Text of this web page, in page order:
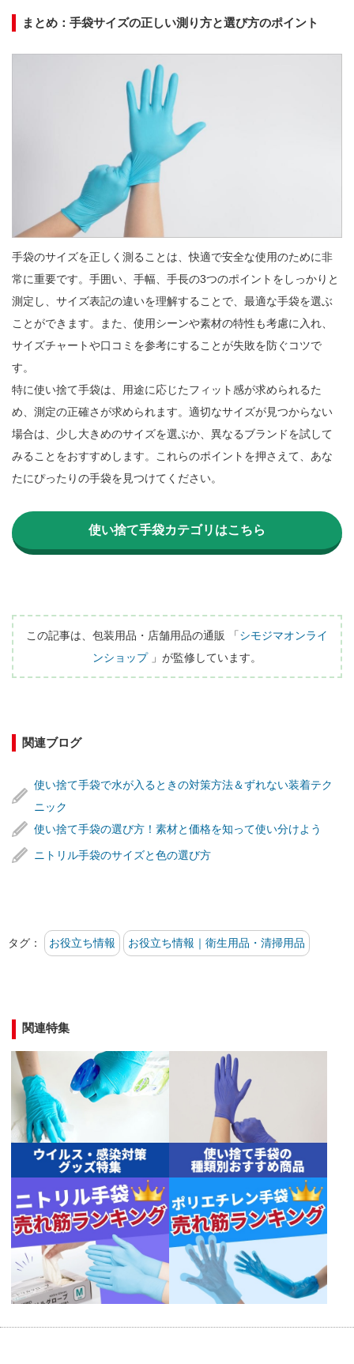
まとめ：手袋サイズの正しい測り方と選び方のポイント
手袋のサイズを正しく測ることは、快適で安全な使用のために非
常に重要です。手囲い、手幅、手長の3つのポイントをしっかりと
測定し、サイズ表記の違いを理解することで、最適な手袋を選ぶ
ことができます。また、使用シーンや素材の特性も考慮に入れ、
サイズチャートや口コミを参考にすることが失敗を防ぐコツで
す。
特に使い捨て手袋は、用途に応じたフィット感が求められるた
め、測定の正確さが求められます。適切なサイズが見つからない
場合は、少し大きめのサイズを選ぶか、異なるブランドを試して
みることをおすすめします。これらのポイントを押さえて、あな
たにぴったりの手袋を見つけてください。
使い捨て手袋カテゴリはこちら
この記事は、包装用品・店舗用品の通販 「シモジマオンライ
ンショップ 」が監修しています。
関連ブログ
使い捨て手袋で水が入るときの対策方法＆ずれない装着テク
ニック
使い捨て手袋の選び方！素材と価格を知って使い分けよう
ニトリル手袋のサイズと色の選び方
タグ： お役立ち情報 お役立ち情報｜衛生用品・清掃用品
関連特集